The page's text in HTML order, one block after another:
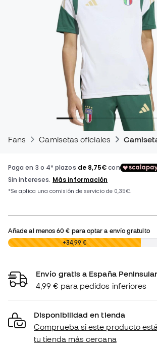
Fans Camisetas oficiales
Añade al menos60 € para optar a envío gratuito
0,00 € +34,99 €
Envío gratis a España
4,99 € para pedidos inferiores
Disponibilidad en tienda
Comprueba si este producto
tu tienda más cercana